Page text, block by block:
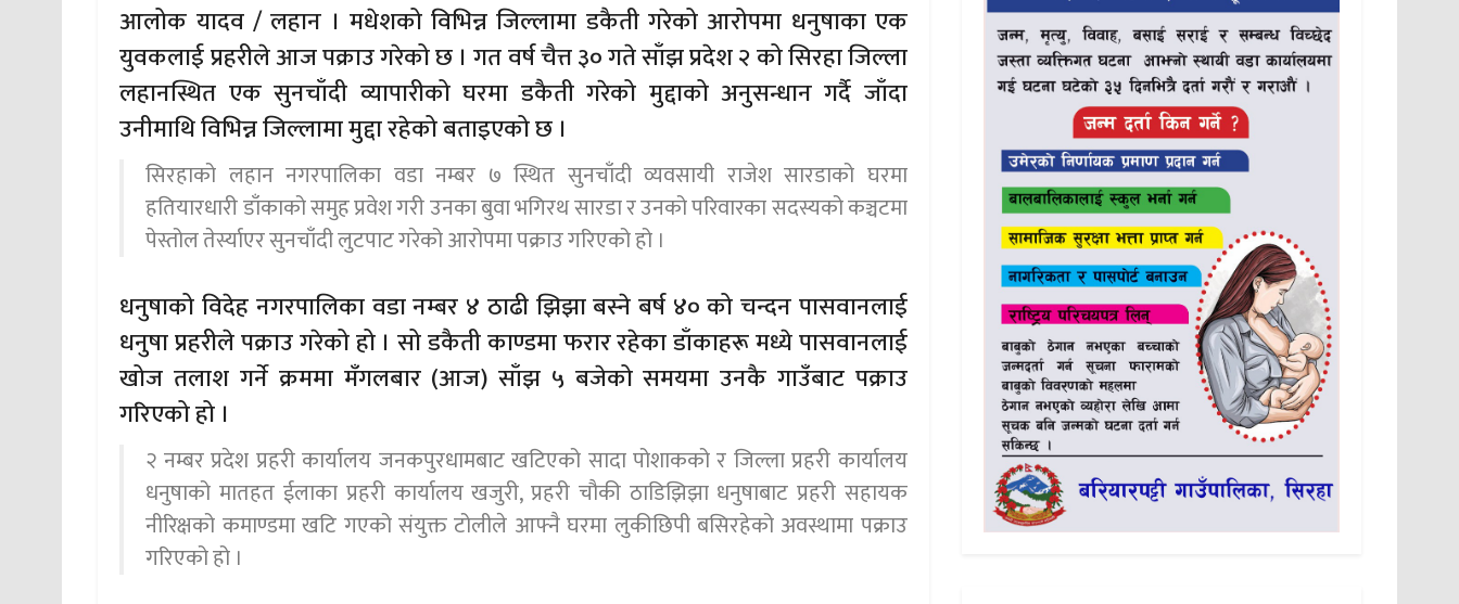
आलोक यादव / लहान । मधेशको विभिन्न जिल्लामा डकैती गरेको आरोपमा धनुषाका एक
युवकलाई प्रहरीले आज पक्राउ गरेको छ । गत वर्ष चैत्त ३० गते साँझ प्रदेश २ को सिरहा जिल्ला
लहानस्थित एक सुनचाँदी व्यापारीको घरमा डकैती गरेको मुद्दाको अनुसन्धान गर्दै जाँदा
उनीमाथि विभिन्न जिल्लामा मुद्दा रहेको बताइएको छ ।
सिरहाको लहान नगरपालिका वडा नम्बर ७ स्थित सुनचाँदी व्यवसायी राजेश सारडाको घरमा
हतियारधारी डाँकाको समुह प्रवेश गरी उनका बुवा भगिरथ सारडा र उनको परिवारका सदस्यको कञ्चटमा
पेस्तोल तेर्स्याएर सुनचाँदी लुटपाट गरेको आरोपमा पक्राउ गरिएको हो ।
धनुषाको विदेह नगरपालिका वडा नम्बर ४ ठाढी झिझा बस्ने बर्ष ४० को चन्दन पासवानलाई
धनुषा प्रहरीले पक्राउ गरेको हो । सो डकैती काण्डमा फरार रहेका डाँकाहरू मध्ये पासवानलाई
खोज तलाश गर्ने क्रममा मँगलबार (आज) साँझ ५ बजेको समयमा उनकै गाउँबाट पक्राउ
गरिएको हो ।
२ नम्बर प्रदेश प्रहरी कार्यालय जनकपुरधामबाट खटिएको सादा पोशाकको र जिल्ला प्रहरी कार्यालय
धनुषाको मातहत ईलाका प्रहरी कार्यालय खजुरी, प्रहरी चौकी ठाडिझिझा धनुषाबाट प्रहरी सहायक
नीरिक्षको कमाण्डमा खटि गएको संयुक्त टोलीले आफ्नै घरमा लुकीछिपी बसिरहेको अवस्थामा पक्राउ
गरिएको हो ।